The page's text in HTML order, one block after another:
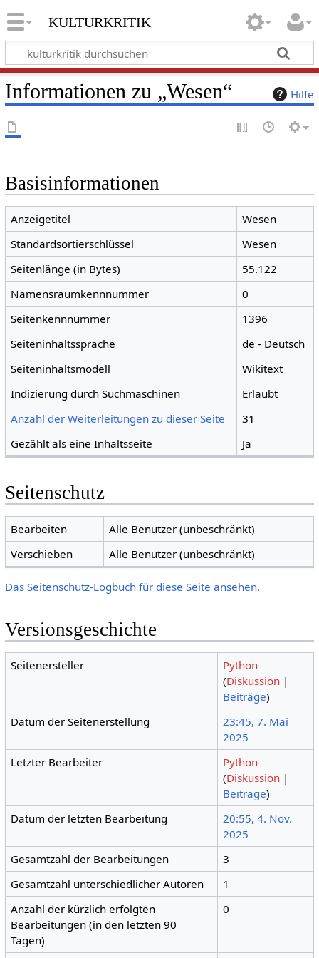
kulturkritik
Hilfe
Informationen zu „Wesen“
Basisinformationen
Anzeigetitel
Wesen
Standardsortierschlüssel
Wesen
Seitenlänge (in Bytes)
55.122
Namensraumkennnummer
0
Seitenkennnummer
1396
Seiteninhaltssprache
de - Deutsch
Seiteninhaltsmodell
Wikitext
Indizierung durch Suchmaschinen
Erlaubt
Anzahl der Weiterleitungen zu dieser Seite
31
Gezählt als eine Inhaltsseite
Ja
Seitenschutz
Bearbeiten
Alle Benutzer (unbeschränkt)
Verschieben
Alle Benutzer (unbeschränkt)
Das Seitenschutz-Logbuch für diese Seite ansehen.
Versionsgeschichte
Seitenersteller
Python
(Diskussion |
Beiträge)
Datum der Seitenerstellung
23:45, 7. Mai
2025
Letzter Bearbeiter
Python
(Diskussion |
Beiträge)
Datum der letzten Bearbeitung
20:55, 4. Nov.
2025
Gesamtzahl der Bearbeitungen
3
Gesamtzahl unterschiedlicher Autoren
1
Anzahl der kürzlich erfolgten
Bearbeitungen (in den letzten 90
Tagen)
0